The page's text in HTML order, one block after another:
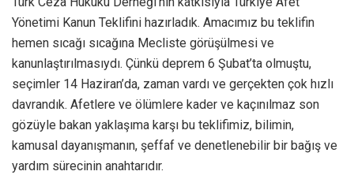
Yönetimi Kanun Teklifini hazırladık. Amacımız bu teklifin
hemen sıcağı sıcağına Mecliste görüşülmesi ve
kanunlaştırılmasıydı. Çünkü deprem 6 Şubat’ta olmuştu,
seçimler 14 Haziran’da, zaman vardı ve gerçekten çok hızlı
davrandık. Afetlere ve ölümlere kader ve kaçınılmaz son
gözüyle bakan yaklaşıma karşı bu teklifimiz, bilimin,
kamusal dayanışmanın, şeffaf ve denetlenebilir bir bağış ve
yardım sürecinin anahtarıdır.